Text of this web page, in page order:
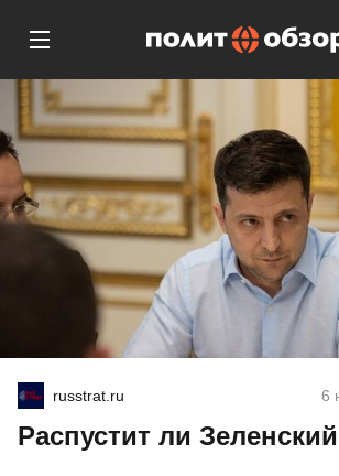
russtrat.ru 6
Распустит ли